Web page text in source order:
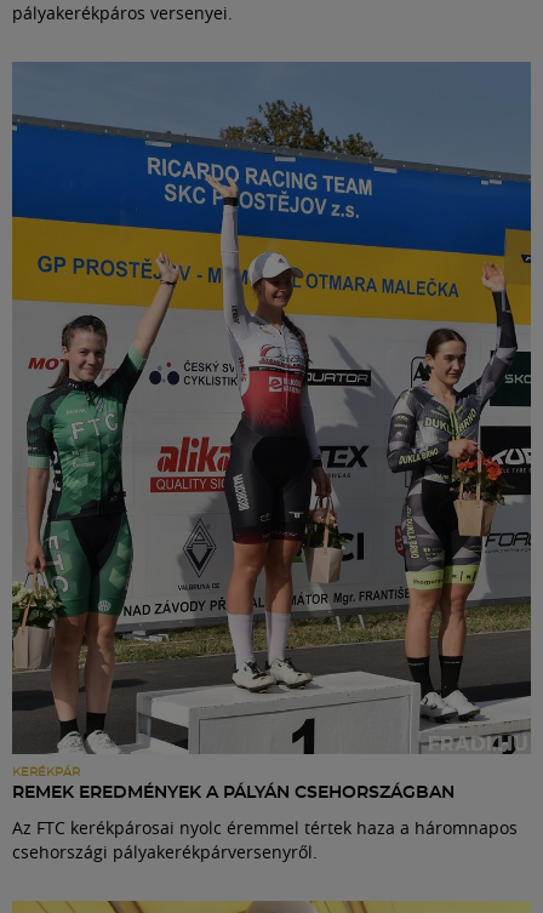
pályakerékpáros versenyei.
KERÉKPÁR
REMEK EREDMÉNYEK A PÁLYÁN CSEHORSZÁGBAN
Az FTC kerékpárosai nyolc éremmel tértek haza a háromnapos
csehországi pályakerékpárversenyről.